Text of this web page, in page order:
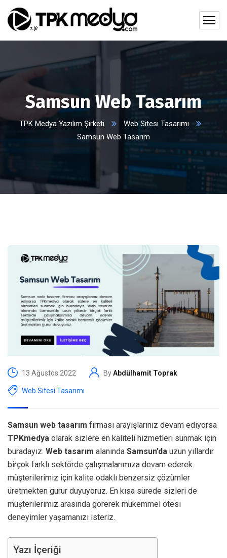
Samsun Web Tasarım
TPK Medya Yazılım Şirketi
Web Sitesi Tasarımı
Samsun Web Tasarım
13 Ağustos 2022 ByAbdülhamit Toprak
Web Sitesi Tasarımı
Samsun web tasarım firması arayışlarınız devam ediyorsa
TPKmedya olarak sizlere en kaliteli hizmetleri sunmak için
buradayız. Web tasarım alanında Samsun’da uzun yıllardır
birçok farklı sektörde çalışmalarımıza devam ederek
müşterilerimiz için kalite odaklı benzersiz çözümler
üretmekten gurur duyuyoruz. En kısa sürede sizleri de
müşterilerimiz arasında görerek mükemmel ötesi
deneyimler yaşamanızı isteriz.
Yazı İçeriği